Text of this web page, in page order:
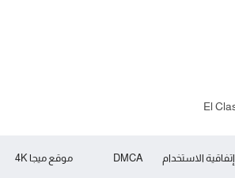
موقع ميجا 4K إتفاقية الاستخدام DMCA